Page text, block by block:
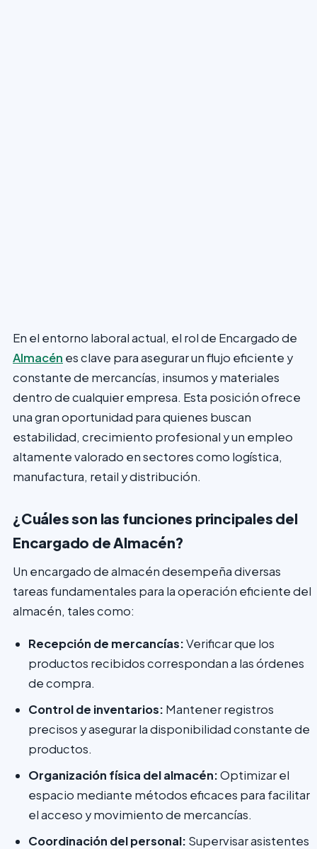
En el entorno laboral actual, el rol de Encargado de
Almacén es clave para asegurar un flujo eficiente y
constante de mercancías, insumos y materiales
dentro de cualquier empresa. Esta posición ofrece
una gran oportunidad para quienes buscan
estabilidad, crecimiento profesional y un empleo
altamente valorado en sectores como logística,
manufactura, retail y distribución.
¿Cuáles son las funciones principales del
Encargado de Almacén?
Un encargado de almacén desempeña diversas
tareas fundamentales para la operación eficiente del
almacén, tales como:
Recepción de mercancías:Verificar que los
productos recibidos correspondan a las órdenes
de compra.
Control de inventarios: Mantener registros
precisos y asegurar la disponibilidad constante de
productos.
Organización física del almacén:Optimizar el
espacio mediante métodos eficaces para facilitar
el acceso y movimiento de mercancías.
Coordinación del personal: Supervisar asistentes